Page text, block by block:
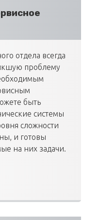
отдела всегда
проблему
быть
системы
сложности
и готовы
на них задачи.